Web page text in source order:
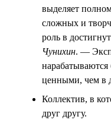
выделяет
сложных и
роль в
Чунихин. —
нарабатываются
ценными, чем в
Коллектив, в
друг другу.